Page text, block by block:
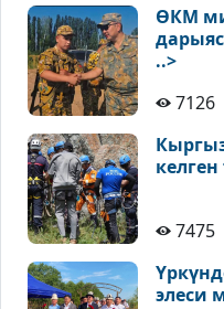
ӨКМ
..>
7126
7475
элеси